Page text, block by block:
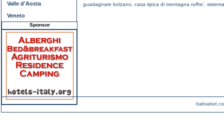
guadagnare bolzano, casa tipica di montagna ruffre',
Valle d'Aosta
Veneto
Sponsor